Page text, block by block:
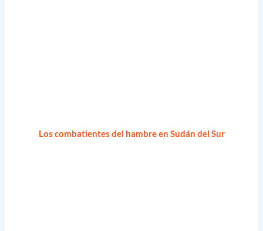
Los combatientes del hambre en Sudán del Sur